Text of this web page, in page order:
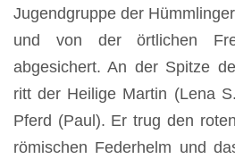
Jugendgruppe der
und von der örtlichen
abgesichert. An der Spitze
ritt der Heilige Martin (Lena
Pferd (Paul). Er trug den
römischen Federhelm und